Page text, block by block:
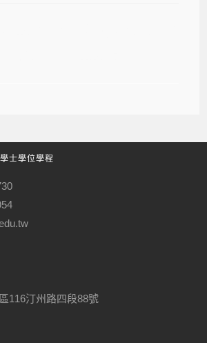
士學位學程
116汀州路四段88號